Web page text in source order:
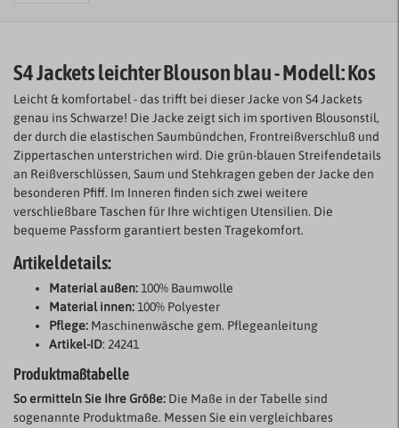
S4 Jackets leichter Blouson blau - Modell: Kos
Leicht & komfortabel - das trifft bei dieser Jacke von S4 Jackets
genau ins Schwarze! Die Jacke zeigt sich im sportiven Blousonstil,
der durch die elastischen Saumbündchen, Frontreißverschluß und
Zippertaschen unterstrichen wird. Die grün-blauen Streifendetails
an Reißverschlüssen, Saum und Stehkragen geben der Jacke den
besonderen Pfiff. Im Inneren finden sich zwei weitere
verschließbare Taschen für Ihre wichtigen Utensilien. Die
bequeme Passform garantiert besten Tragekomfort.
Artikeldetails:
Material außen:100% Baumwolle
Material innen:100% Polyester
Pflege: Maschinenwäsche gem. Pflegeanleitung
Artikel-ID: 24241
Produktmaßtabelle
So ermitteln Sie Ihre Größe: Die Maße in der Tabelle sind
sogenannte Produktmaße. Messen Sie ein vergleichbares